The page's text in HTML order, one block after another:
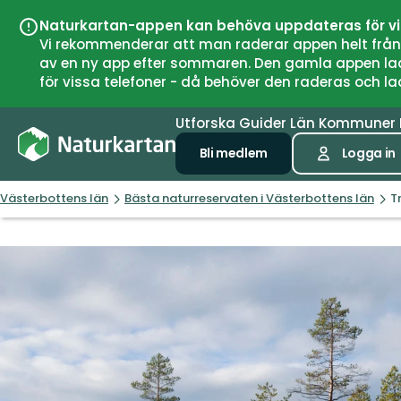
Naturkartan-appen kan behöva uppdateras för
Vi rekommenderar att man raderar appen helt
av en ny app efter sommaren. Den gamla
för vissa telefoner - då behöver den raderas och
Utforska Guider Län Kommuner
Bli medlem Logga in
Västerbottens län Bästa naturreservaten i Västerbottens län